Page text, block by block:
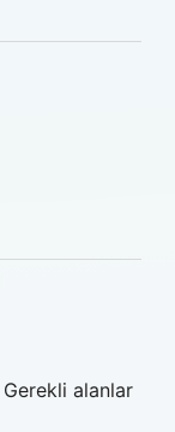
Gerekli alanlar